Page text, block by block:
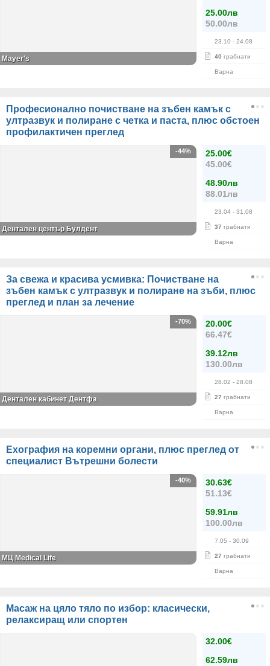
25.00лв
50.00лв
23.10 - 24.08
40 грабнати
Варна
Mayer's
Професионално почистване на зъбен камък с
ултразвук и полиране с четка и паста, плюс обстоен
профилактичен преглед
25.00€
45.00€
48.90лв
88.01лв
23.04 - 31.08
37 грабнати
Варна
-44%
Дентален център Булдент
За свежа и красива усмивка: Почистване на
зъбен камък с ултразвук и полиране на зъби, плюс
преглед и план за лечение
20.00€
66.47€
39.12лв
130.00лв
28.02 - 28.08
27 грабнати
Варна
-70%
Дентален кабинет Дентфа
Ехография на коремни органи, плюс преглед от
специалист Вътрешни болести
30.63€
51.13€
59.91лв
100.00лв
7.05 - 30.09
27 грабнати
Варна
-40%
МЦ Medical Life
Масаж на цяло тяло по избор: класически,
релаксиращ или спортен
32.00€
62.59лв